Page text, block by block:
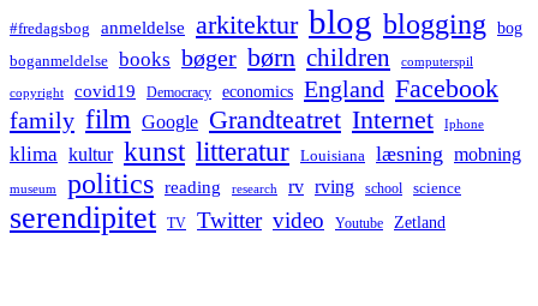
#fredagsbog anmeldelse arkitektur blog blogging bog
boganmeldelse books bøger børn children computerspil
copyright covid19 Democracy economics England Facebook
family film Google Grandteatret Internet Iphone
klima kultur kunst litteratur Louisiana læsning mobning
museum politics reading research rv rving school science
serendipitet TV Twitter video Youtube Zetland